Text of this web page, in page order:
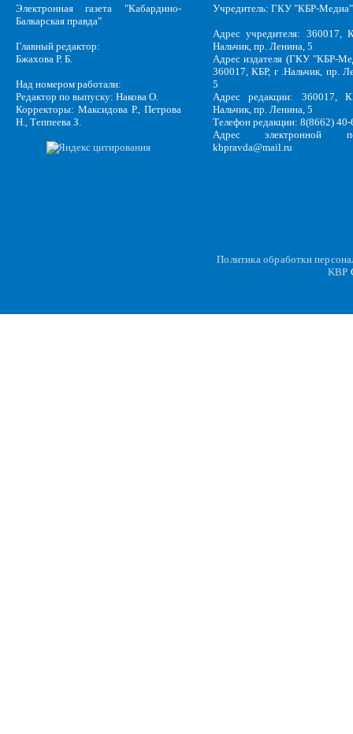
Электронная газета "Кабардино-
Балкарская правда"
Главный редактор:
Бжахова Р. Б.
Над номером работали:
Редактор по выпуску: Накова О.
Корректоры: Максидова Р., Петрова
Н., Теппеева З.
Учредитель: ГКУ "КБР-Медиа"
Адрес учредителя: 360017,
Нальчик, пр. Ленина, 5
Адрес издателя (ГКУ "КБР-
360017, КБР, г .Нальчик, пр.
5
Адрес редакции: 360017,
Нальчик, пр. Ленина, 5
Телефон редакции: 8(8662)
Адрес электронной
kbpravda@mail.ru
Политика обработки
KBP